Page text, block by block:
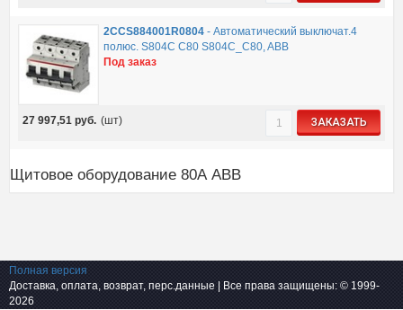
2CCS884001R0804- Автоматический выключат.4
полюс. S804C C80 S804C_C80, ABB
Под заказ
27 997,51 руб. (шт) ЗАКАЗАТЬ
Щитовое оборудование 80А ABB
Полная версия
Доставка, оплата, возврат, перс.данные | Все права защищены: © 1999-
2026